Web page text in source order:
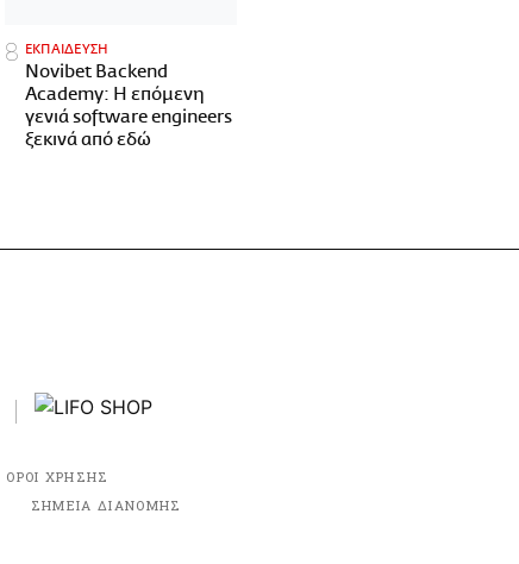
ΕΚΠΑΙΔΕΥΣΗ
Novibet Backend
Academy: Η επόμενη
γενιά software engineers
ξεκινά από εδώ
ΟΡΟΙ ΧΡΗΣΗΣ
ΣΗΜΕΙΑ ΔΙΑΝΟΜΗΣ